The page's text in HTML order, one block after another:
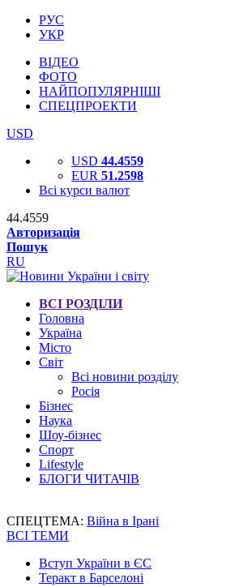
РУС
УКР
ВІДЕО
ФОТО
НАЙПОПУЛЯРНІШІ
СПЕЦПРОЕКТИ
USD
USD 44.4559
EUR 51.2598
Всі курси валют
44.4559
Авторизація
Пошук
RU
ВСІ РОЗДІЛИ
Головна
Україна
Місто
Світ
Всі новини розділу
Росія
Бізнес
Наука
Шоу-бізнес
Спорт
Lifestyle
БЛОГИ ЧИТАЧІВ
СПЕЦТЕМА: Війна в Ірані
ВСІ ТЕМИ
Вступ України в ЄС
Теракт в Барселоні